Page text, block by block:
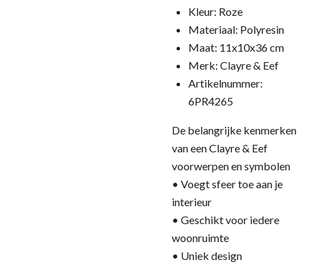
Kleur: Roze
Materiaal: Polyresin
Maat: 11x10x36 cm
Merk: Clayre & Eef
Artikelnummer:
6PR4265
De belangrijke kenmerken
van een Clayre & Eef
voorwerpen en symbolen
• Voegt sfeer toe aan je
interieur
• Geschikt voor iedere
woonruimte
• Uniek design